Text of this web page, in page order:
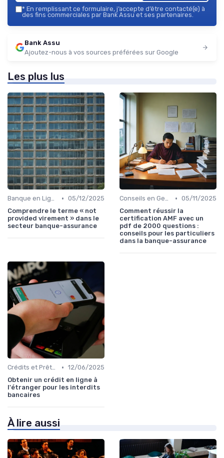
* En remplissant ce formulaire, j’accepte d’être contacté(e) à
des fins commerciales par Bank Assu et ses partenaires.
Bank Assu
Ajoutez-nous à vos sources préférées sur Google
Les plus lus
Banque en Ligne et Mobile • 05/12/2025
Comprendre le terme « not
provided virement » dans le
secteur banque-assurance
Conseils en Gestion de Patrimoine • 05/11/2025
Comment réussir la
certification AMF avec un
pdf de 2000 questions :
conseils pour les particuliers
dans la banque-assurance
Crédits et Prêts Personnels • 12/06/2025
Obtenir un crédit en ligne à
l'étranger pour les interdits
bancaires
À lire aussi